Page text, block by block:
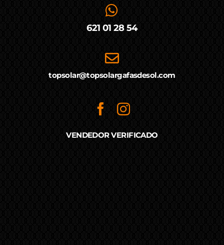
621 01 28 54
topsolar@topsolargafasdesol.com
VENDEDOR VERIFICADO